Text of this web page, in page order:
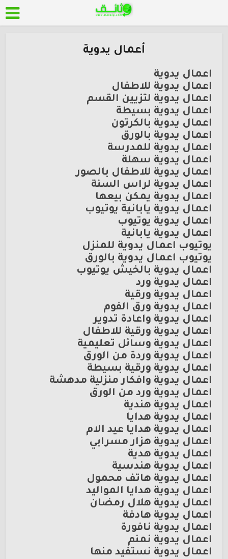
أعمال يدوية
اعمال يدوية
اعمال يدوية للاطفال
اعمال يدوية لتزيين القسم
اعمال يدوية بسيطة
اعمال يدوية بالكرتون
اعمال يدوية بالورق
اعمال يدوية للمدرسة
اعمال يدوية سهلة
اعمال يدوية للاطفال بالصور
اعمال يدوية لراس السنة
اعمال يدوية يمكن بيعها
اعمال يدوية يابانية يوتيوب
اعمال يدوية يوتيوب
اعمال يدوية يابانية
يوتيوب اعمال يدوية للمنزل
يوتيوب اعمال يدوية بالورق
اعمال يدوية بالخيش يوتيوب
اعمال يدوية ورد
اعمال يدوية ورقية
اعمال يدوية ورق الفوم
اعمال يدوية واعادة تدوير
اعمال يدوية ورقية للاطفال
اعمال يدوية وسائل تعليمية
اعمال يدوية وردة من الورق
اعمال يدوية ورقية بسيطة
اعمال يدوية وافكار منزلية مدهشة
اعمال يدوية ورد من الورق
اعمال يدوية هندية
اعمال يدوية هدايا
اعمال يدوية هدايا عيد الام
اعمال يدوية هزار مسرابي
اعمال يدوية هدية
اعمال يدوية هندسية
اعمال يدوية هاتف محمول
اعمال يدوية هدايا المواليد
اعمال يدوية هلال رمضان
اعمال يدوية هادفة
اعمال يدوية نافورة
اعمال يدوية نمنم
اعمال يدوية نستفيد منها